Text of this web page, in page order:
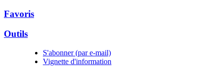
Favoris
Outils
S'abonner (par e-mail)
Vignette d'information